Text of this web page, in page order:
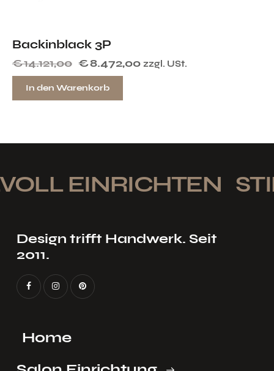
Backinblack 3P
€14.121,00 €8.472,00 zzgl. USt.
In den Warenkorb
EINRICHTEN
Design trifft Handwerk. Seit
2011.
Home